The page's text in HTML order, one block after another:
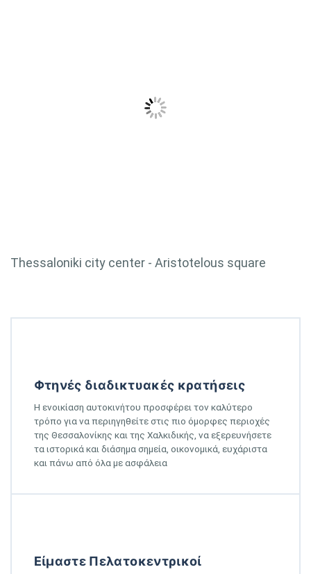
Thessaloniki city center - Aristotelous square
Φτηνές διαδικτυακές κρατήσεις
Η ενοικίαση αυτοκινήτου προσφέρει τον καλύτερο
τρόπο για να περιηγηθείτε στις πιο όμορφες περιοχές
της Θεσσαλονίκης και της Χαλκιδικής, να εξερευνήσετε
τα ιστορικά και διάσημα σημεία, οικονομικά, ευχάριστα
και πάνω από όλα με ασφάλεια
Είμαστε Πελατοκεντρικοί